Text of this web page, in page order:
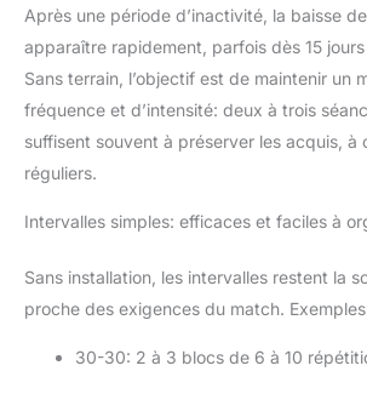
Après une période d’inactivité, la baisse
apparaître rapidement, parfois dès 15
Sans terrain, l’objectif est de maintenir un
fréquence et d’intensité: deux à trois
suffisent souvent à préserver les acquis, à
réguliers.
Intervalles simples: efficaces et faciles à
Sans installation, les intervalles restent la
proche des exigences du match.
30-30: 2 à 3 blocs de 6 à 10